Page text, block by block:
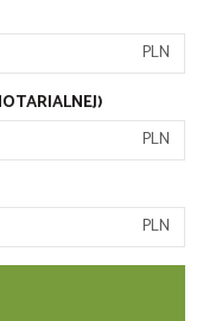
PLN
PLN
PLN